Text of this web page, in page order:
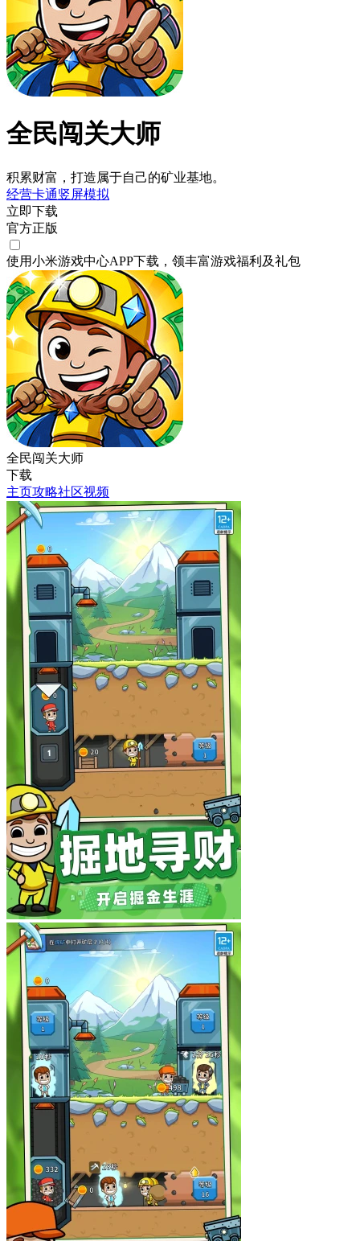
全民闯关大师
积累财富，打造属于自己的矿业基地。
经营卡通竖屏模拟
立即下载
官方正版
使用小米游戏中心APP下载 ，领丰富游戏福利 及礼包
全民闯关大师
下载
主页攻略社区视频